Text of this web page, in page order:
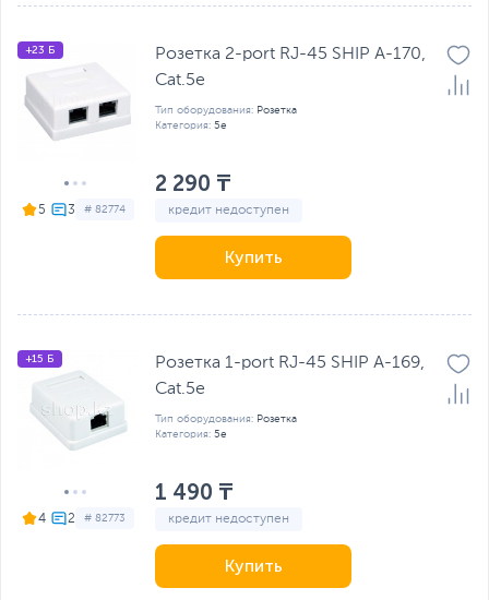
5 # 82774
+23 Б
Розетка 2-port RJ-45 SHIP A-170,
Cat.5e
Тип оборудования: Розетка
Категория: 5e
2 290 ₸
кредит недоступен
Купить
4 # 82773
+15 Б
Розетка 1-port RJ-45 SHIP A-169,
Cat.5e
Тип оборудования: Розетка
Категория: 5e
1 490 ₸
кредит недоступен
Купить